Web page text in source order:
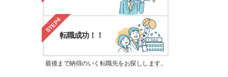
STEP4
転職成功！！
最後まで納得のいく転職先をお探しします。